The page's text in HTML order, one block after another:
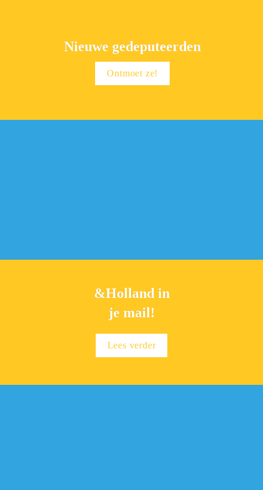
Nieuwe gedeputeerden
Ontmoet ze!
&Holland in
je mail!
Lees verder